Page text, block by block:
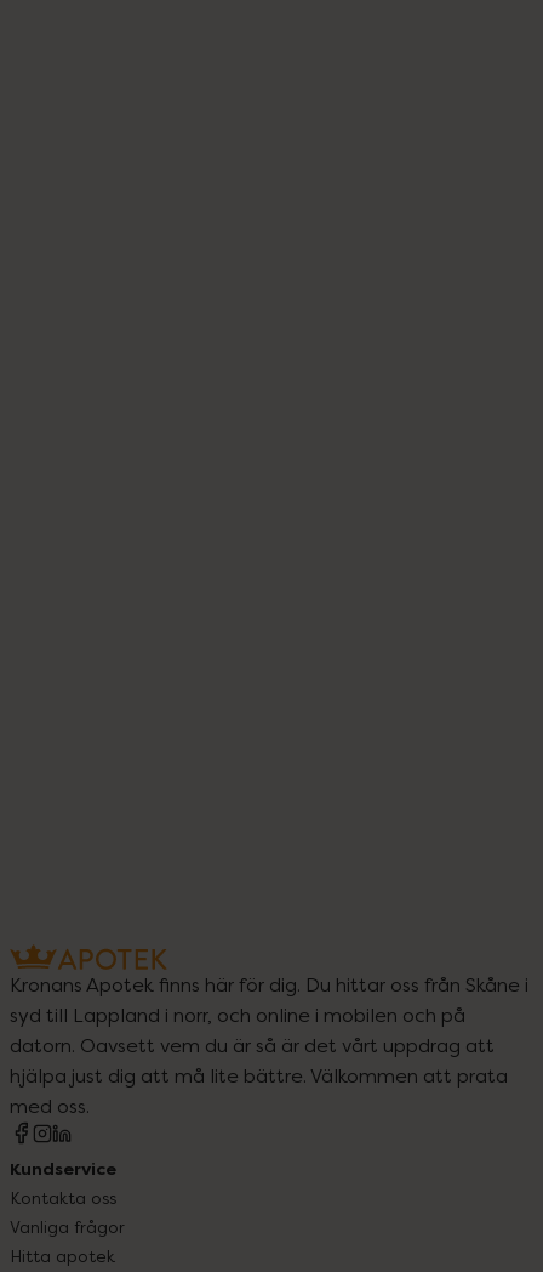
Kronans Apotek finns här för dig. Du hittar oss från Skåne i
syd till Lappland i norr, och online i mobilen och på
datorn. Oavsett vem du är så är det vårt uppdrag att
hjälpa just dig att må lite bättre. Välkommen att prata
med oss.
Kundservice
Kontakta oss
Vanliga frågor
Hitta apotek